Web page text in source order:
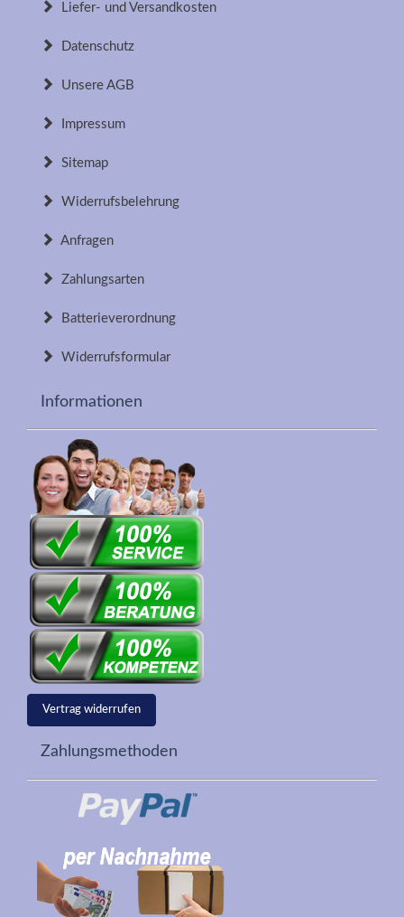
Liefer- und Versandkosten
Datenschutz
Unsere AGB
Impressum
Sitemap
Widerrufsbelehrung
Anfragen
Zahlungsarten
Batterieverordnung
Widerrufsformular
Informationen
Vertrag widerrufen
Zahlungsmethoden